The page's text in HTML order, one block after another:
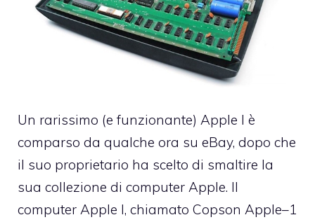
Un rarissimo (e funzionante) Apple I è
comparso da qualche ora su eBay, dopo che
il suo proprietario ha scelto di smaltire la
sua collezione di computer Apple. Il
computer Apple I, chiamato Copson Apple–1